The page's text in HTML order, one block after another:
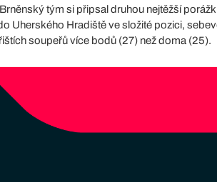
tým si připsal druhou nejtěžší
Uherského Hradiště ve složité pozici,
soupeřů více bodů (27) než doma (25).